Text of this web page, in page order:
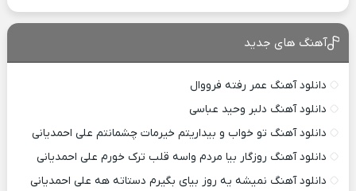
آهنگ های جدید
دانلود آهنگ عمر رفته فرووال
دانلود آهنگ دلبر وحید عباسی
دانلود آهنگ تو خواب و بیداریتم خیرمات چشمانتم علی احمدیانی
دانلود آهنگ روزگار بیا مردم واسه قلب ترک خورم علی احمدیانی
دانلود آهنگ نمیشه یه روز بیای بگیرم دستاته هه علی احمدیانی